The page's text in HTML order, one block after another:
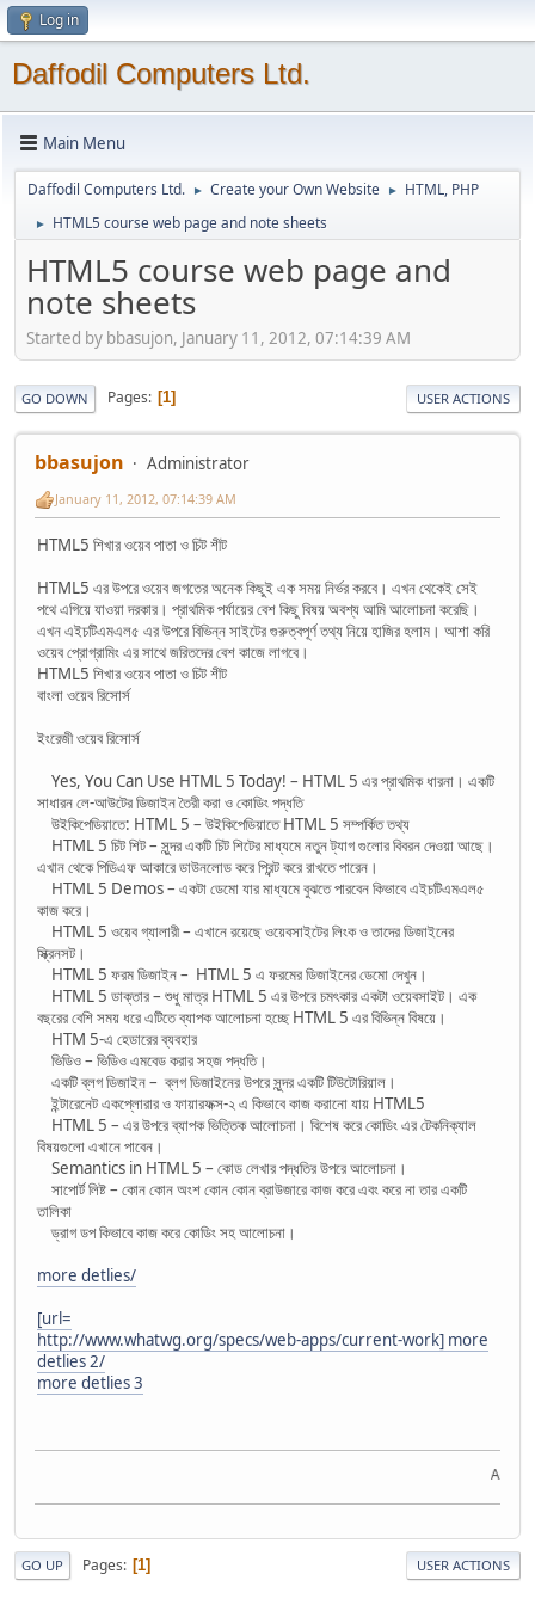
Log in
Daffodil Computers Ltd.
Main Menu
Daffodil Computers Ltd. ► Create your Own Website ► HTML, PHP
► HTML5 course web page and note sheets
HTML5 course web page and
note sheets
Started by bbasujon, January 11, 2012, 07:14:39 AM
GO DOWN Pages 1 USER ACTIONS
bbasujon Administrator
January 11, 2012, 07:14:39 AM
HTML5 শিখার ওয়েব পাতা ও চিট শীট
HTML5 এর উপরে ওয়েব জগতের অনেক কিছুই এক সময় নির্ভর করবে। এখন থেকেই সেই
পথে এগিয়ে যাওয়া দরকার। প্রাথমিক পর্যায়ের বেশ কিছু বিষয় অবশ্য আমি আলোচনা করেছি।
এখন এইচটিএমএল৫ এর উপরে বিভিন্ন সাইটের গুরুত্বপূর্ণ তথ্য নিয়ে হাজির হলাম। আশা করি
ওয়েব প্রোগ্রামিং এর সাথে জরিতদের বেশ কাজে লাগবে।
HTML5 শিখার ওয়েব পাতা ও চিট শীট
বাংলা ওয়েব রিসোর্স
ইংরেজী ওয়েব রিসোর্স
Yes, You Can Use HTML 5 Today! – HTML 5 এর প্রাথমিক ধারনা। একটি
সাধারন লে-আউটের ডিজাইন তৈরী করা ও কোডিং পদ্ধতি
উইকিপেডিয়াতে: HTML 5 – উইকিপেডিয়াতে HTML 5 সম্পর্কিত তথ্য
HTML 5 চিট শিট – সুন্দর একটি চিট শিটের মাধ্যমে নতুন ট্যাগ গুলোর বিবরন দেওয়া আছে।
এখান থেকে পিডিএফ আকারে ডাউনলোড করে প্রিন্ট করে রাখতে পারেন।
HTML 5 Demos – একটা ডেমো যার মাধ্যমে বুঝতে পারবেন কিভাবে এইচটিএমএল৫
কাজ করে।
HTML 5 ওয়েব গ্যালারী – এখানে রয়েছে ওয়েবসাইটের লিংক ও তাদের ডিজাইনের
স্ক্রিনসট।
HTML 5 ফরম ডিজাইন – HTML 5 এ ফরমের ডিজাইনের ডেমো দেখুন।
HTML 5 ডাক্তার – শুধু মাত্র HTML 5 এর উপরে চমৎকার একটা ওয়েবসাইট। এক
বছরের বেশি সময় ধরে এটিতে ব্যাপক আলোচনা হচ্ছে HTML 5 এর বিভিন্ন বিষয়ে।
HTM 5-এ হেডারের ব্যবহার
ভিডিও – ভিডিও এমবেড করার সহজ পদ্ধতি।
একটি ব্লগ ডিজাইন – ব্লগ ডিজাইনের উপরে সুন্দর একটি টিউটোরিয়াল।
ইন্টারেনেট একপ্লোরার ও ফায়ারফক্স-২ এ কিভাবে কাজ করানো যায় HTML5
HTML 5 – এর উপরে ব্যাপক ভিত্তিক আলোচনা। বিশেষ করে কোডিং এর টেকনিক্যাল
বিষয়গুলো এখানে পাবেন।
Semantics in HTML 5 – কোড লেখার পদ্ধতির উপরে আলোচনা।
সাপোর্ট লিষ্ট – কোন কোন অংশ কোন কোন ব্রাউজারে কাজ করে এবং করে না তার একটি
তালিকা
ড্রাগ ডপ কিভাবে কাজ করে কোডিং সহ আলোচনা।
more detlies/
[url=
http://www.whatwg.org/specs/web-apps/current-work] more
detlies 2/
more detlies 3
GO UP Pages 1 USER ACTIONS